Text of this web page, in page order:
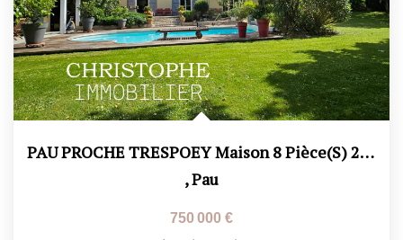
PAU PROCHE TRESPOEY Maison 8 Pièce(s) 285m2 CLASSISSISME...
,Pau
750 000 €